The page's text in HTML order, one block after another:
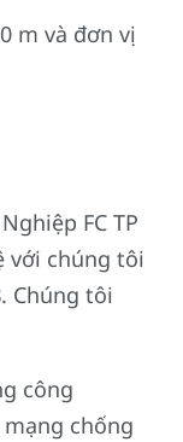
m và đơn vị
FC TP
với chúng tôi
. Chúng tôi
công
chống